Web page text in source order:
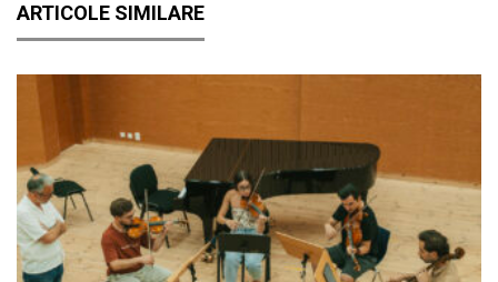
ARTICOLE SIMILARE